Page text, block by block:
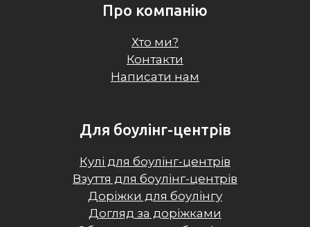
Про компанію
Хто ми?
Контакти
Написати нам
Для боулінг-центрів
Кулі для боулінг-центрів
Взуття для боулінг-центрів
Доріжки для боулінгу
Догляд за доріжками